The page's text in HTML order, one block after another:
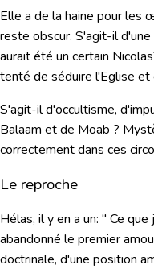
Elle a de la haine pour les
reste obscur. S'agit-il
aurait été un certain
tenté de séduire l'Eglise et
S'agit-il d'occultisme,
Balaam et de Moab ?
correctement dans ces
Le reproche
Hélas, il y en a un: " Ce que
abandonné le premier
doctrinale, d'une position